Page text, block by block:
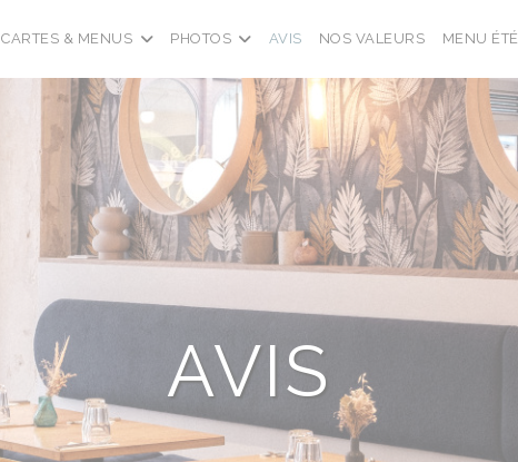
CARTES & MENUS PHOTOS AVIS NOS VALEURS MENU ÉTÉ
AVIS